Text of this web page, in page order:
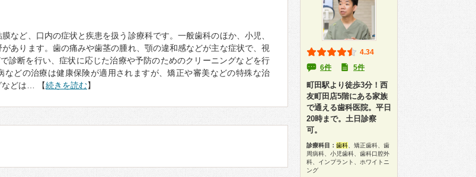
など、口内の症状と疾患を扱う診療科です。一般歯科のほか、小児、
あります。歯の痛みや歯茎の腫れ、顎の違和感などが主な症状で、視
診断を行い、症状に応じた治療や予防のためのクリーニングなどを行
などの治療は健康保険が適用されますが、矯正や審美などの特殊な治
などは… 【続きを読む】
4.34
6件
5件
町田駅より徒歩3分！西
友町田店5階にある家族
で通える歯科医院。平日
20時まで。土日診察
可。
診療科目： 歯科 、矯正歯科、歯
周病科、小児歯科、歯科口腔外
科、インプラント、ホワイトニ
ング